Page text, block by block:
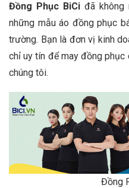
Đồng Phục BiCi đã không
những mẫu áo đồng phục
trường. Bạn là đơn vị kinh
chỉ uy tín để may đồng phục
chúng tôi.
Đồng